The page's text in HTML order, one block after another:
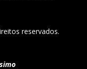
reservados.